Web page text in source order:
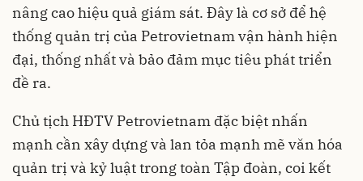
nâng cao hiệu quả giám sát. Đây là cơ sở để hệ
thống quản trị của Petrovietnam vận hành hiện
đại, thống nhất và bảo đảm mục tiêu phát triển
đề ra.
Chủ tịch HĐTV Petrovietnam đặc biệt nhấn
mạnh cần xây dựng và lan tỏa mạnh mẽ văn hóa
quản trị và kỷ luật trong toàn Tập đoàn, coi kết